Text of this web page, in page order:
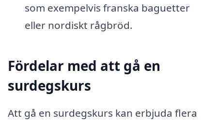
som exempelvis franska baguetter
eller nordiskt rågbröd.
Fördelar med att gå en
surdegskurs
Att gå en surdegskurs kan erbjuda flera